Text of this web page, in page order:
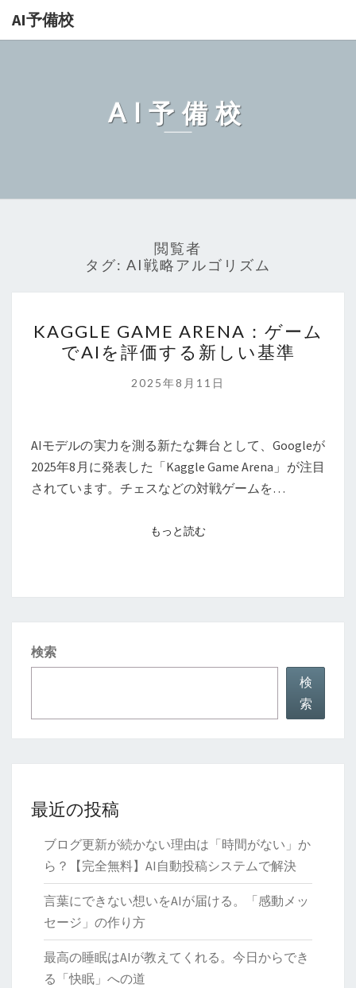
AI予備校
AI予備校
閲覧者
タグ: AI戦略アルゴリズム
ゲ
ー
ム
を
評
価
る
い
KAGGLE GAME ARENA：ゲーム
でAIを評価する新しい基準
2025年8月11日
AIモデルの実力を測る新たな舞台として、Googleが
2025年8月に発表した「Kaggle Game Arena」が注目
されています。チェスなどの対戦ゲームを…
もっと読むもっと読む
検索
検
索
最近の投稿
ブログ更新が続かない理由は「時間がない」か
ら？【完全無料】AI自動投稿システムで解決
言葉にできない想いをAIが届ける。「感動メッ
セージ」の作り方
最高の睡眠はAIが教えてくれる。今日からでき
る「快眠」への道